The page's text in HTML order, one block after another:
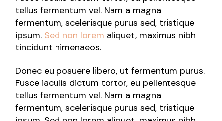
tellus fermentum vel. Nam a magna
fermentum, scelerisque purus sed, tristique
ipsum. Sed non lorem aliquet, maximus nibh
tincidunt himenaeos.
Donec eu posuere libero, ut fermentum purus.
Fusce iaculis dictum tortor, eu pellentesque
tellus fermentum vel. Nam a magna
fermentum, scelerisque purus sed, tristique